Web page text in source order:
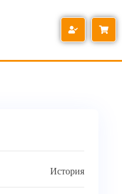
История